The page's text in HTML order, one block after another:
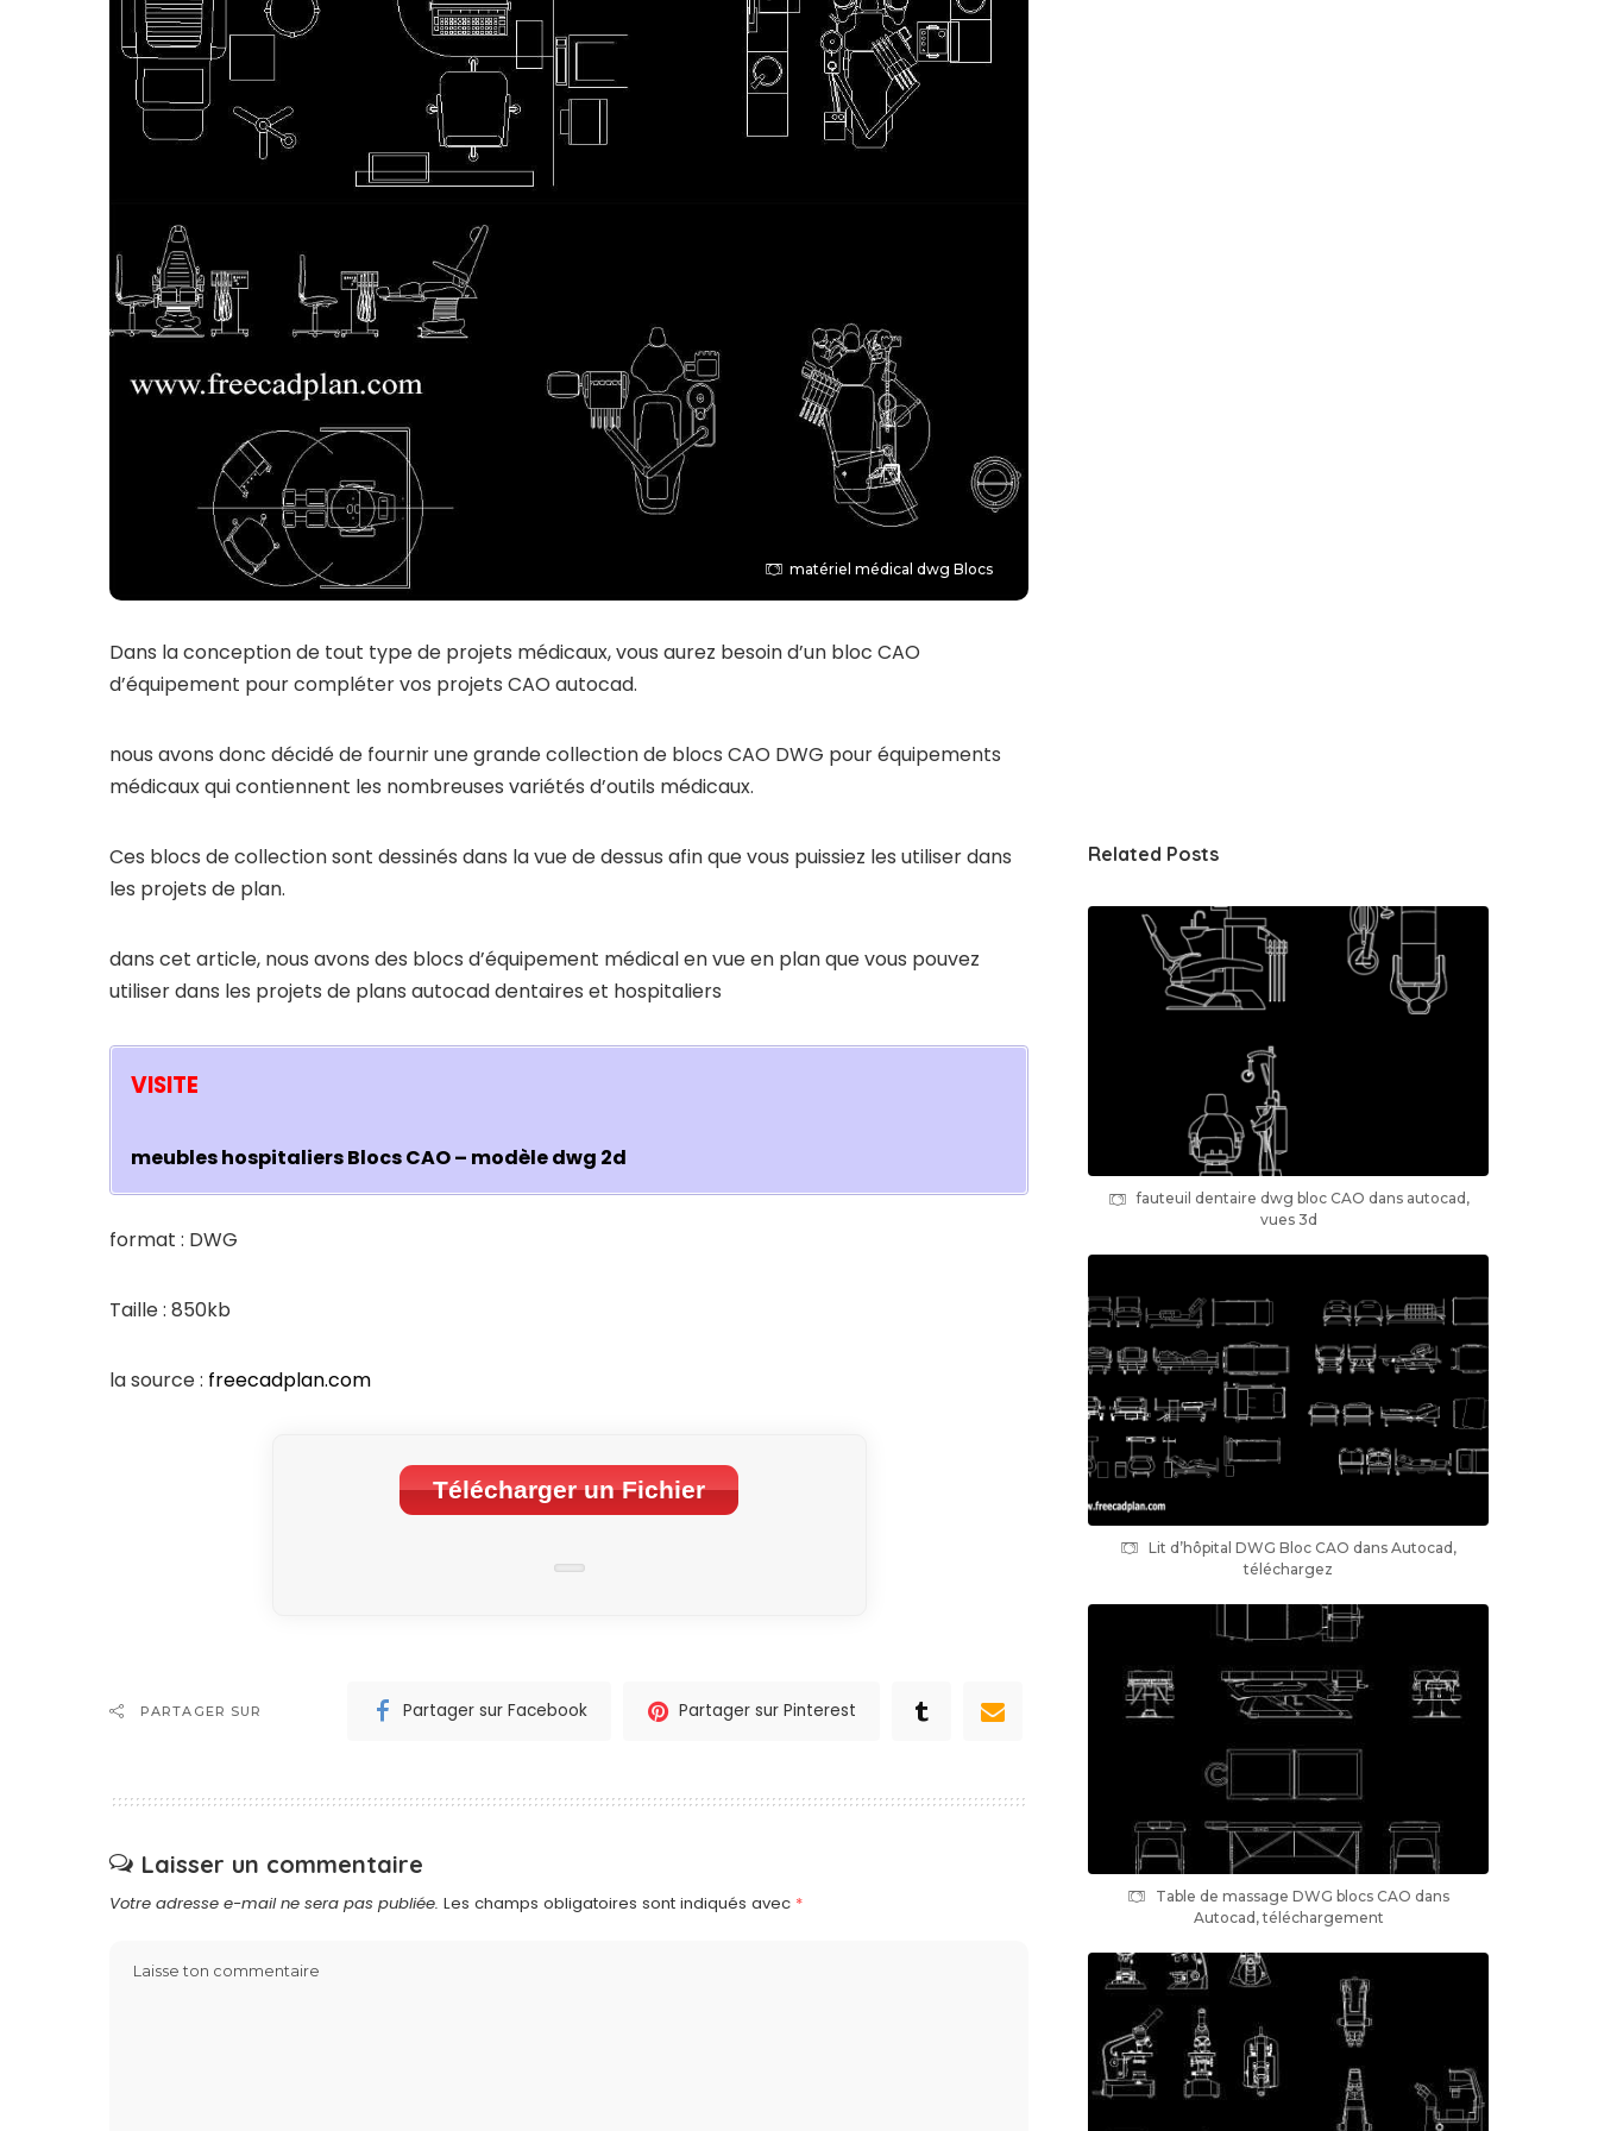
matériel médical dwg Blocs
Dans la conception de tout type de projets médicaux, vous aurez besoin d’un bloc CAO
d’équipement pour compléter vos projets CAO autocad.
nous avons donc décidé de fournir une grande collection de blocs CAO DWG pour équipements
médicaux qui contiennent les nombreuses variétés d’outils médicaux.
Ces blocs de collection sont dessinés dans la vue de dessus afin que vous puissiez les utiliser dans
les projets de plan.
dans cet article, nous avons des blocs d’équipement médical en vue en plan que vous pouvez
utiliser dans les projets de plans autocad dentaires et hospitaliers
VISITE
meubles hospitaliers Blocs CAO – modèle dwg 2d
format : DWG
Taille : 850kb
la source : freecadplan.com
Télécharger un Fichier
PARTAGER SUR Partager sur Facebook Partager sur Pinterest
Laisser un commentaire
Votre adresse e-mail ne sera pas publiée. Les champs obligatoires sont indiqués avec *
Related Posts
fauteuil dentaire dwg bloc CAO dans autocad,
vues 3d
Lit d’hôpital DWG Bloc CAO dans Autocad,
téléchargez
Table de massage DWG blocs CAO dans
Autocad, téléchargement